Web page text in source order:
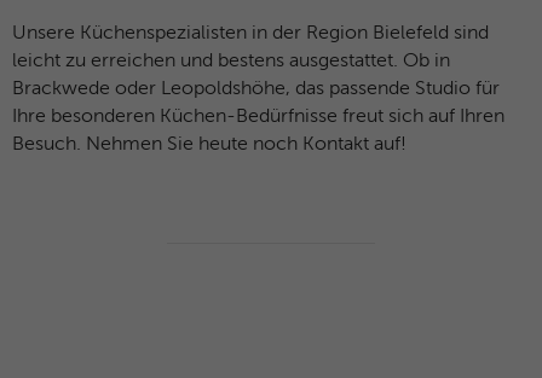
Unsere Küchenspezialisten in der Region Bielefeld sind
leicht zu erreichen und bestens ausgestattet. Ob in
Brackwede oder Leopoldshöhe, das passende Studio für
Ihre besonderen Küchen-Bedürfnisse freut sich auf Ihren
Besuch. Nehmen Sie heute noch Kontakt auf!